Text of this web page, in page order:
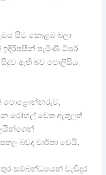
සිට කොළඹ බලා
පැමිණි ටිපර්
ඇති බව පොලිසිය
පොළොන්නරුව,
රෝහල් වෙත ඇතුලත්
බවද වාර්තා වෙයි.
සම්බන්ධයෙන් වැඩිදුර